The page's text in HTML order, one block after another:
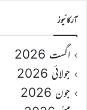
آرکائیوز
اگست 2026
جولائی 2026
جون 2026